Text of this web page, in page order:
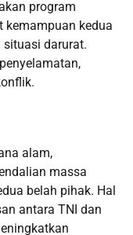
program
kemampuan kedua
darurat.
alam,
massa
belah pihak. Hal
antara TNI dan